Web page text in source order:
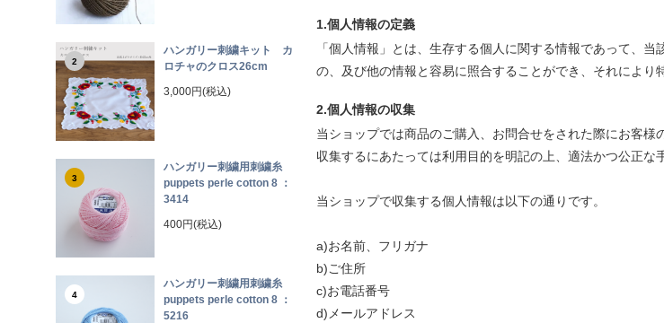
2
ハンガリー刺繍キット カ
ロチャのクロス26cm
3,000円(税込)
3
ハンガリー刺繍用刺繍糸
puppets perle cotton 8 ：
3414
400円(税込)
4
ハンガリー刺繍用刺繍糸
puppets perle cotton 8 ：
5216
1.個人情報の定義
「個人情報」とは、生存する個人に関する情報であって、
の、及び他の情報と容易に照合することができ、それにより
2.個人情報の収集
当ショップでは商品のご購入、お問合せをされた際にお客様
収集するにあたっては利用目的を明記の上、適法かつ公正な
当ショップで収集する個人情報は以下の通りです。
a)お名前、フリガナ
b)ご住所
c)お電話番号
d)メールアドレス